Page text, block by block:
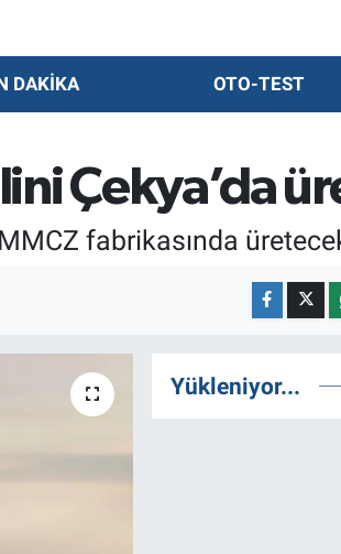
DAKİKA OTO-TEST
Çekya’da
fabrikasında
Yükleniyor...